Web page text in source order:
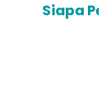
Siapa